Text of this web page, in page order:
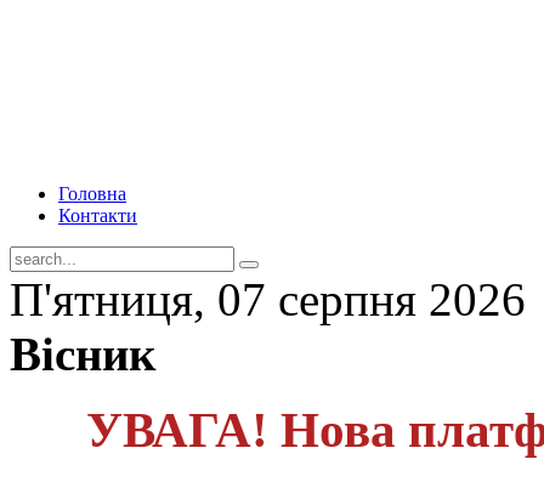
Головна
Контакти
П'ятниця, 07 серпня 2026
Вісник
УВАГА! Нова